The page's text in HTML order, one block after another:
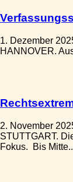
1. Dezember
HANNOVER.
2. November
STUTTGART.
Fokus. Bis